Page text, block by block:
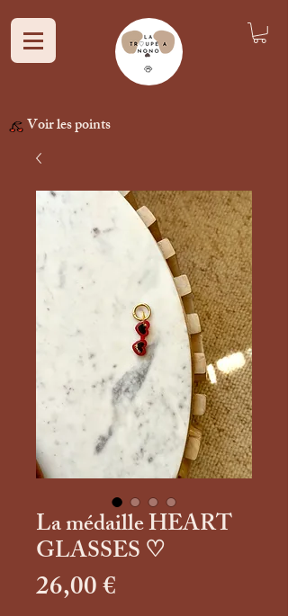
Voir les points
La médaille HEART
GLASSES ♡
26,00 €